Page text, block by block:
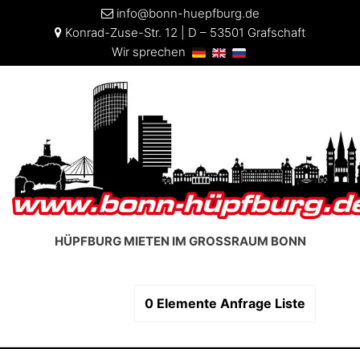
info@bonn-huepfburg.de
Konrad-Zuse-Str. 12 | D – 53501 Grafschaft
Wir sprechen
HÜPFBURG MIETEN IM GROSSRAUM BONN
0 Elemente Anfrage Liste